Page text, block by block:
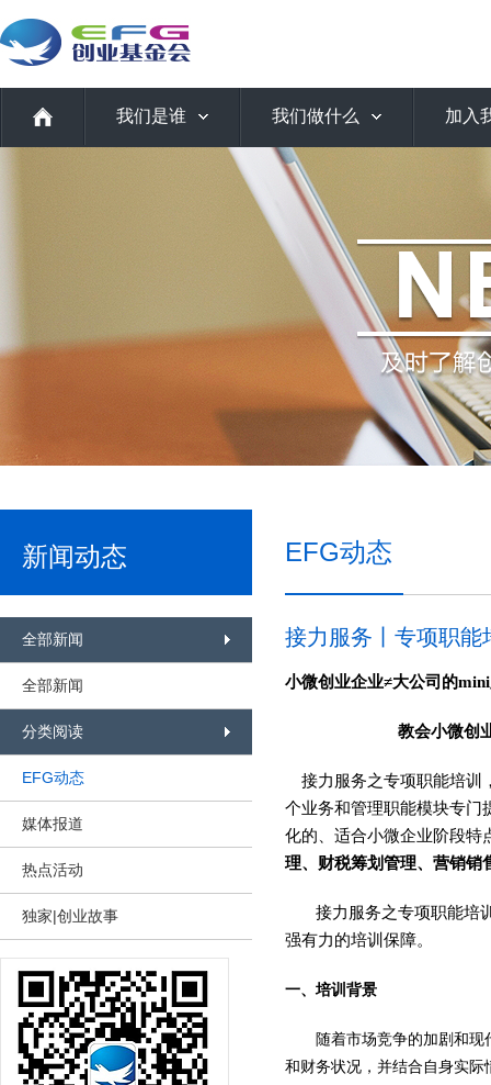
我们是谁 我们做什么 加入
新闻动态
全部新闻
全部新闻
分类阅读
EFG动态
媒体报道
热点活动
独家|创业故事
EFG动态
接力服务丨专项职能
小微创业企业≠大公司的
教会小微创
接力服务之专项职能培训
个业务和管理职能模块专门
化的、适合小微企业阶段特
理、财税筹划管理、营销销
接力服务之专项职能培
强有力的培训保障。
一、培训背景
随着市场竞争的加剧和
和财务状况，并结合自身实